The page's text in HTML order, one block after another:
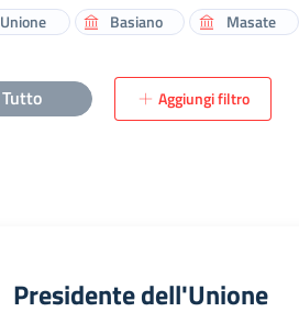
Unione Basiano Masate
Tutto
Aggiungi filtro
Presidente dell'Unione